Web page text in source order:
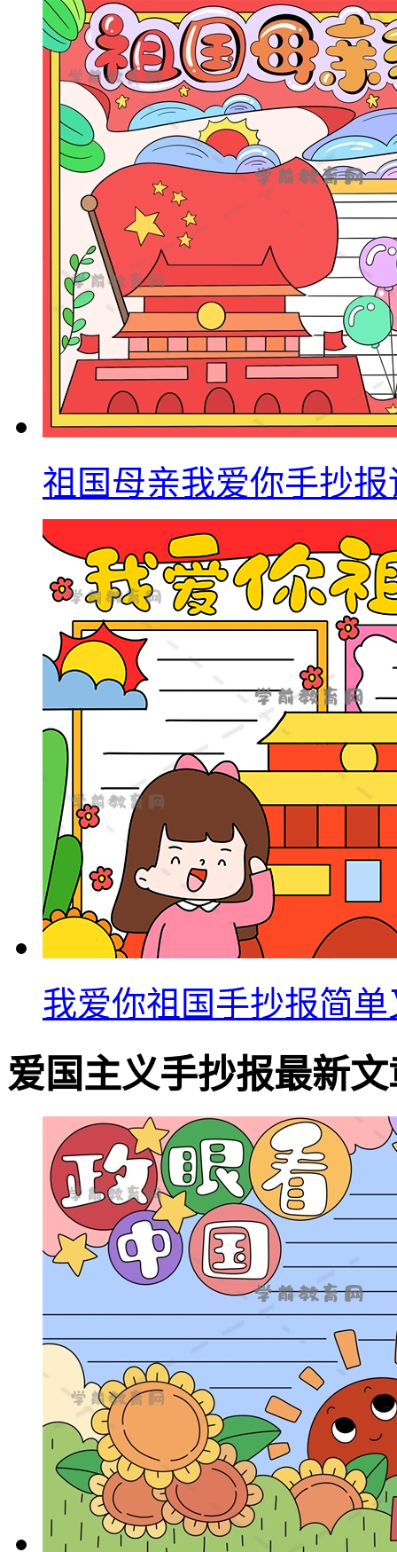
祖国母亲我爱你手抄报
我爱你祖国手抄报简单
爱国主义手抄报最新文